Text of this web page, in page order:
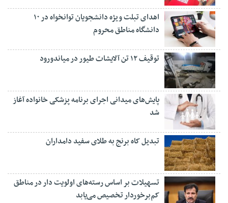
اهدای تبلت ویژه دانشجویان توانخواه در ۱۰
دانشگاه مناطق محروم
توقیف ۱۲ تن آلایشات طیور در میاندورود
پایش‌های میدانی اجرای برنامه پزشکی خانواده آغاز
شد
تبدیل کاه برنج به طلای سفید دامداران
تسهیلات بر اساس رسته‌های اولویت دار در مناطق
کم‌برخوردار تخصیص می‌یابد